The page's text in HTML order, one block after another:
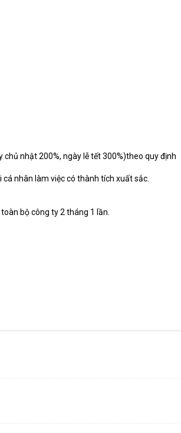
nhật 200%, ngày lễ tết 300%)theo quy định
cá nhân làm việc có thành tích xuất sắc.
bộ công ty 2 tháng 1 lần.